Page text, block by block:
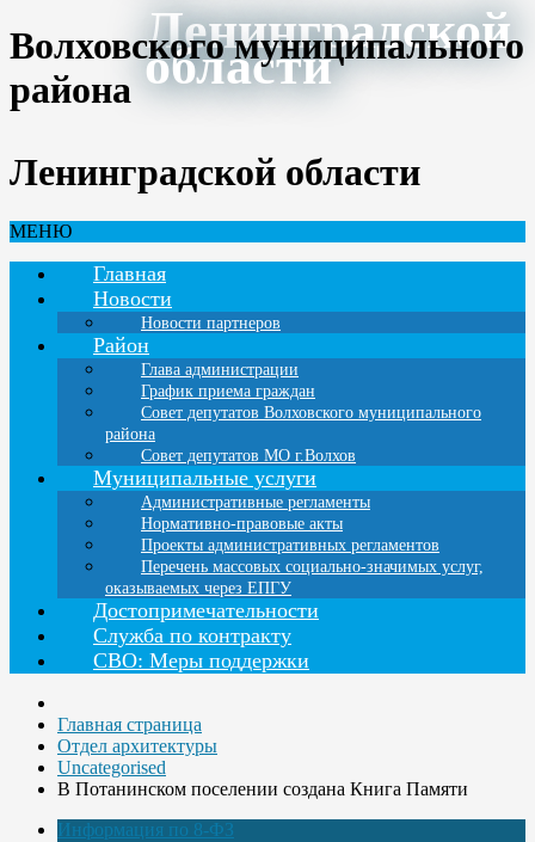
Ленинградской
области
Волховского муниципального
района
Ленинградской области
МЕНЮ
Главная
Новости
Новости партнеров
Район
Глава администрации
График приема граждан
Совет депутатов Волховского муниципального
района
Совет депутатов МО г.Волхов
Муниципальные услуги
Административные регламенты
Нормативно-правовые акты
Проекты административных регламентов
Перечень массовых социально-значимых услуг,
оказываемых через ЕПГУ
Достопримечательности
Служба по контракту
СВО: Меры поддержки
Главная страница
Отдел архитектуры
Uncategorised
В Потанинском поселении создана Книга Памяти
Информация по 8-ФЗ